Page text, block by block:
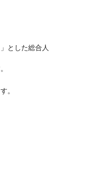
とした総合人
。